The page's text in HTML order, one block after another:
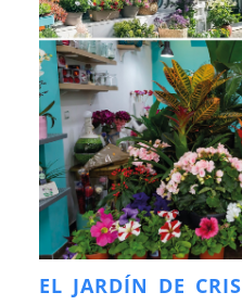
EL JARDÍN DE CRIS